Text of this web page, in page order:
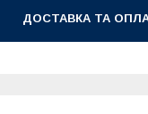
ДОСТАВКА ТА